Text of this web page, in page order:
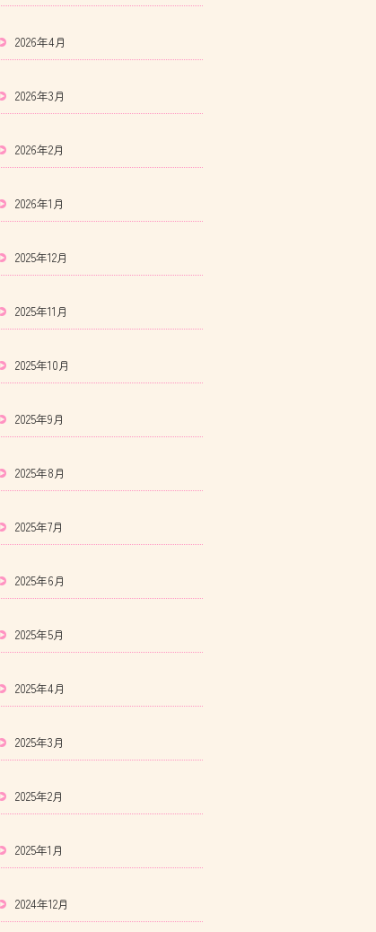
2026年4月
2026年3月
2026年2月
2026年1月
2025年12月
2025年11月
2025年10月
2025年9月
2025年8月
2025年7月
2025年6月
2025年5月
2025年4月
2025年3月
2025年2月
2025年1月
2024年12月